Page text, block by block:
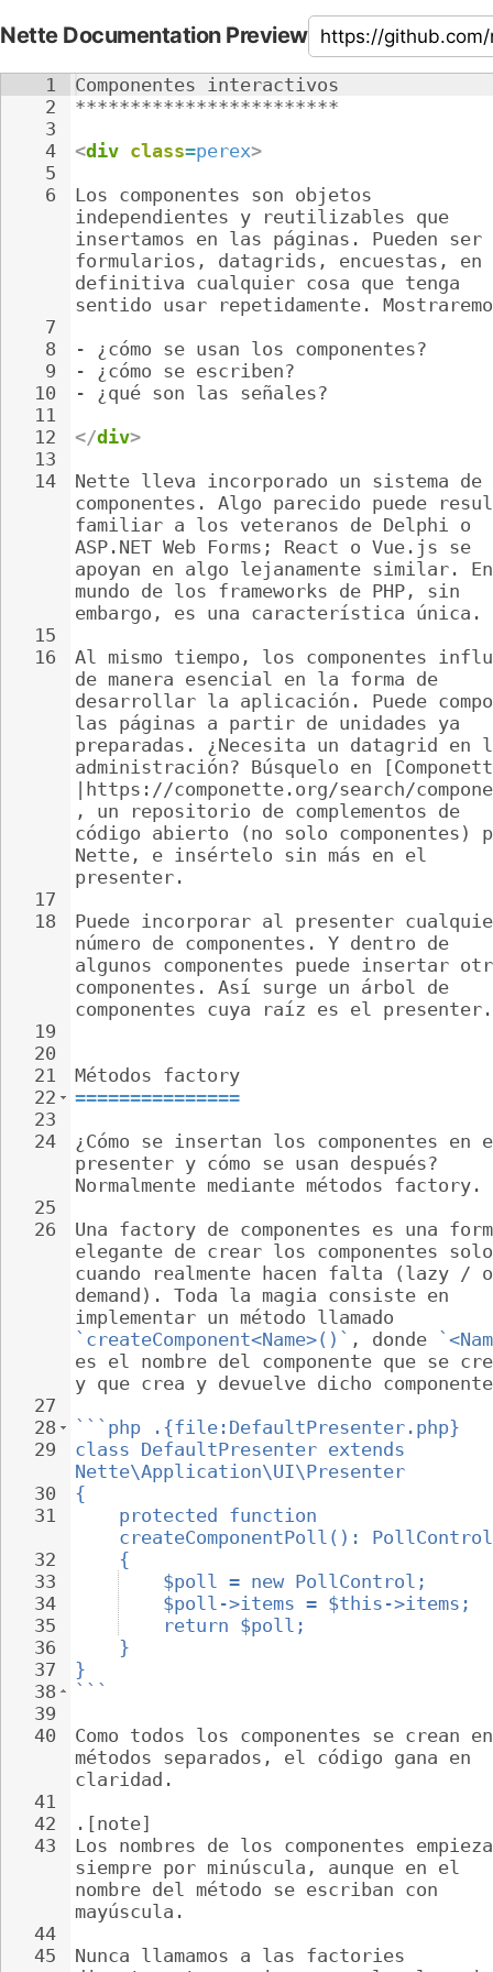
Nette Documentation Preview
1
2
3
4
5
6
7
8
9
10
11
12
13
14
15
16
17
18
19
20
21
22
23
24
25
26
27
28
29
30
31
32
33
34
35
36
37
38
39
40
41
42
43
44
45
Componentes interactivos
************************
<div class=perex>
Los componentes son objetos
independientes y reutilizables que
insertamos en las páginas. Pueden ser
formularios, datagrids, encuestas, en
definitiva cualquier cosa que tenga
sentido usar repetidamente.
- ¿cómo se usan los componentes?
- ¿cómo se escriben?
- ¿qué son las señales?
</div>
Nette lleva incorporado un sistema de
componentes. Algo parecido puede
familiar a los veteranos de Delphi o
ASP.NET Web Forms; React o Vue.js se
apoyan en algo lejanamente similar.
mundo de los frameworks de PHP, sin
embargo, es una característica única.
Al mismo tiempo, los componentes
de manera esencial en la forma de
desarrollar la aplicación. Puede
las páginas a partir de unidades ya
preparadas. ¿Necesita un datagrid en
administración? Búsquelo en
|https://componette.org/search/
, un repositorio de complementos de
código abierto (no solo componentes)
Nette, e insértelo sin más en el
presenter.
Puede incorporar al presenter
número de componentes. Y dentro de
algunos componentes puede insertar
componentes. Así surge un árbol de
componentes cuya raíz es el presenter.
Métodos factory
===============
¿Cómo se insertan los componentes
presenter y cómo se usan después?
Normalmente mediante métodos factory.
Una factory de componentes es una
elegante de crear los componentes
cuando realmente hacen falta (lazy /
demand). Toda la magia consiste en
implementar un método llamado
`createComponent<Name>()` , donde
es el nombre del componente que se
y que crea y devuelve dicho
```php .{file:DefaultPresenter.php}
class DefaultPresenter extends
Nette\Application\UI\Presenter
{
protected function
createComponentPoll(): PollControl
{
$poll = new PollControl;
$poll->items = $this->items;
return $poll;
}
}
```
Como todos los componentes se crean
métodos separados, el código gana en
claridad.
.[note]
Los nombres de los componentes
siempre por minúscula, aunque en el
nombre del método se escriban con
mayúscula.
Nunca llamamos a las factories